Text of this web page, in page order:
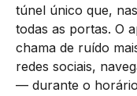
túnel único que,
todas as portas. O
chama de ruído
redes sociais,
— durante o